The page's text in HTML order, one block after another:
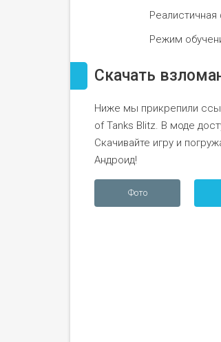
Режим
Скачать
Ниже мы прикрепили
of Tanks Blitz. В моде
Скачивайте игру и
Андроид!
Фото